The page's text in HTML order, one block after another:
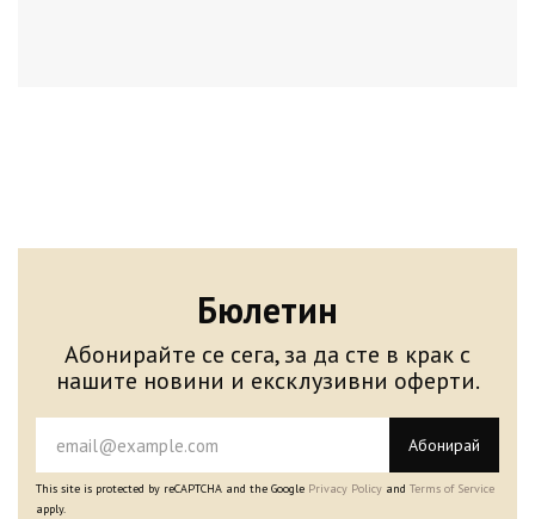
Бюлетин
Абонирайте се сега, за да сте в крак с
нашите новини и ексклузивни оферти.
Абонирай
This site is protected by reCAPTCHA and the Google Privacy Policy and Terms of Service
apply.